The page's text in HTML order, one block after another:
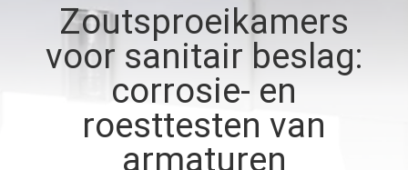
CONTACTEER
VERZOEK
Zoutsproeikamers
voor sanitair beslag:
corrosie- en
roesttesten van
armaturen